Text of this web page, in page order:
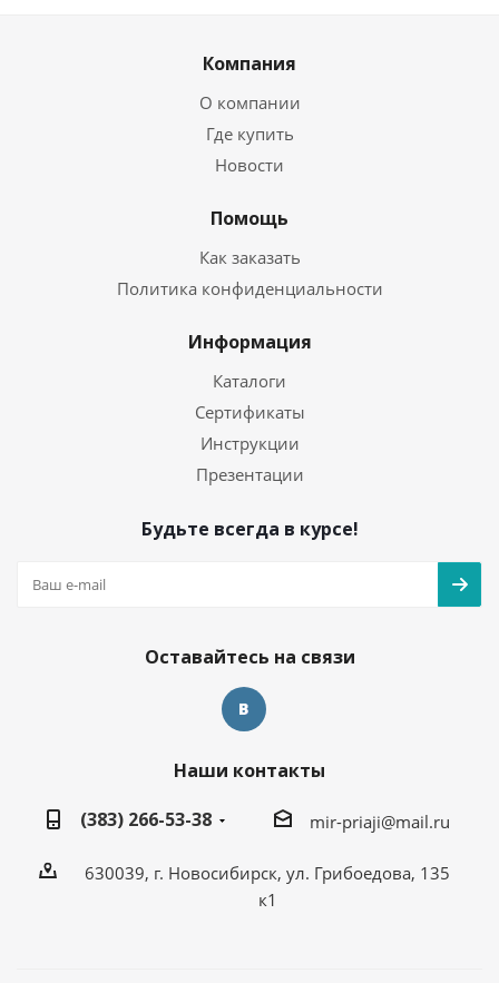
Компания
О компании
Где купить
Новости
Помощь
Как заказать
Политика конфиденциальности
Информация
Каталоги
Сертификаты
Инструкции
Презентации
Будьте всегда в курсе!
Оставайтесь на связи
Наши контакты
(383) 266-53-38
mir-priaji@mail.ru
630039, г. Новосибирск, ул. Грибоедова, 135
к1